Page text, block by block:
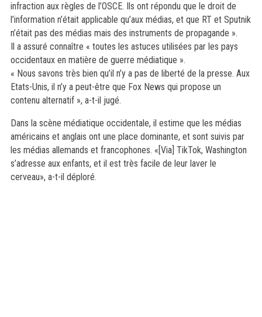
infraction aux règles de l’OSCE. Ils ont répondu que le droit de
l’information n’était applicable qu’aux médias, et que RT et Sputnik
n’était pas des médias mais des instruments de propagande ».
Il a assuré connaître « toutes les astuces utilisées par les pays
occidentaux en matière de guerre médiatique ».
« Nous savons très bien qu’il n’y a pas de liberté de la presse. Aux
Etats-Unis, il n’y a peut-être que Fox News qui propose un
contenu alternatif », a-t-il jugé.
Dans la scène médiatique occidentale, il estime que les médias
américains et anglais ont une place dominante, et sont suivis par
les médias allemands et francophones. «[Via] TikTok, Washington
s’adresse aux enfants, et il est très facile de leur laver le
cerveau», a-t-il déploré.